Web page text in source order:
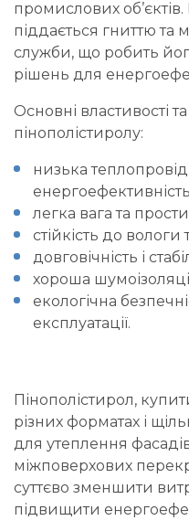
промислових
піддається гниттю та
служби, що робить
рішень для
Основні властивості
пінополістиролу:
низька
легка вага та
стійкість до
довговічність і
хороша
екологічна
експлуатації.
Пінополістирол,
різних форматах і
для утеплення
міжповерхових
суттєво зменшити
підвищити